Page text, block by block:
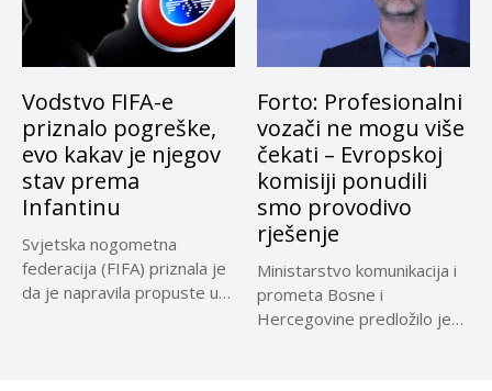
Vodstvo FIFA-e
priznalo pogreške,
evo kakav je njegov
stav prema
Infantinu
Svjetska nogometna
federacija (FIFA) priznala je
da je napravila propuste u
Forto: Profesionalni
vozači ne mogu više
čekati – Evropskoj
komisiji ponudili
smo provodivo
rješenje
Ministarstvo komunikacija i
prometa Bosne i
Hercegovine predložilo je